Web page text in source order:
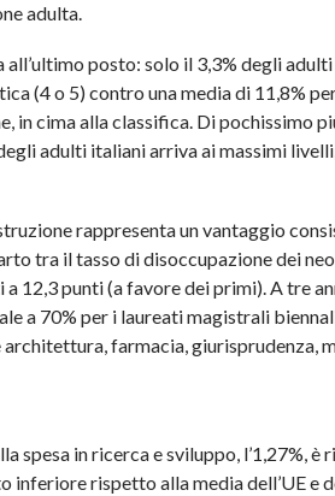
adulta.
all’ultimo posto: solo il 3,3% degli
(4 o 5) contro una media di 11,8%
in cima alla classifica. Di pochissimo
adulti italiani arriva ai massimi
rappresenta un vantaggio
tra il tasso di disoccupazione dei
12,3 punti (a favore dei primi). A tre
a 70% per i laureati magistrali
farmacia, giurisprudenza,
spesa in ricerca e sviluppo, l’1,27%, è
inferiore rispetto alla media dell’UE e